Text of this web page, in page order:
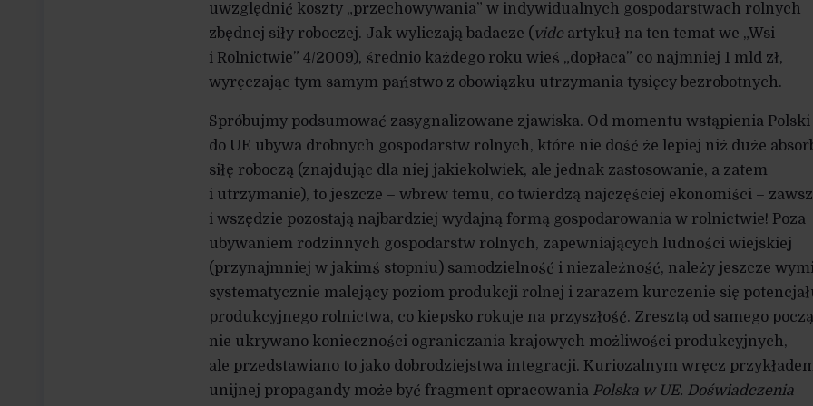
uwzględnić koszty „przechowywania” w indywidualnych gospodarstwach rolnych
zbędnej siły roboczej. Jak wyliczają badacze ( vide artykuł na ten temat we „Wsi
i Rolnictwie” 4/2009), średnio każdego roku wieś „dopłaca” co najmniej 1 mld zł,
wyręczając tym samym państwo z obowiązku utrzymania tysięcy bezrobotnych.
Spróbujmy podsumować zasygnalizowane zjawiska. Od momentu wstąpienia Polski
do UE ubywa drobnych gospodarstw rolnych, które nie dość że lepiej niż duże
siłę roboczą (znajdując dla niej jakiekolwiek, ale jednak zastosowanie, a zatem
i utrzymanie), to jeszcze – wbrew temu, co twierdzą najczęściej ekonomiści –
i wszędzie pozostają najbardziej wydajną formą gospodarowania w rolnictwie! Poza
ubywaniem rodzinnych gospodarstw rolnych, zapewniających ludności wiejskiej
(przynajmniej w jakimś stopniu) samodzielność i niezależność, należy jeszcze
systematycznie malejący poziom produkcji rolnej i zarazem kurczenie się
produkcyjnego rolnictwa, co kiepsko rokuje na przyszłość. Zresztą od samego
nie ukrywano konieczności ograniczania krajowych możliwości produkcyjnych,
ale przedstawiano to jako dobrodziejstwa integracji. Kuriozalnym wręcz
unijnej propagandy może być fragment opracowania Polska w UE. Doświadczenia